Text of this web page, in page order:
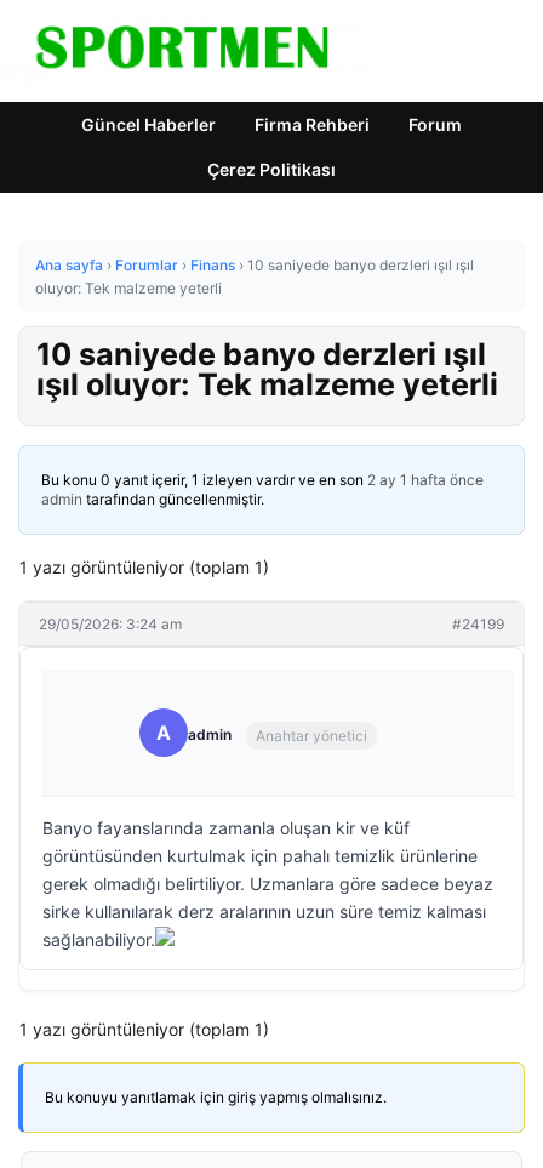
Güncel Haberler Firma Rehberi Forum
Çerez Politikası
Ana sayfa › Forumlar › Finans › 10 saniyede banyo derzleri ışıl ışıl
oluyor: Tek malzeme yeterli
10 saniyede banyo derzleri ışıl
ışıl oluyor: Tek malzeme yeterli
Bu konu 0 yanıt içerir, 1 izleyen vardır ve en son 2 ay 1 hafta önce
admin tarafından güncellenmiştir.
1 yazı görüntüleniyor (toplam 1)
29/05/2026: 3:24 am #24199
A admin Anahtar yönetici
Banyo fayanslarında zamanla oluşan kir ve küf
görüntüsünden kurtulmak için pahalı temizlik ürünlerine
gerek olmadığı belirtiliyor. Uzmanlara göre sadece beyaz
sirke kullanılarak derz aralarının uzun süre temiz kalması
sağlanabiliyor.
1 yazı görüntüleniyor (toplam 1)
Bu konuyu yanıtlamak için giriş yapmış olmalısınız.